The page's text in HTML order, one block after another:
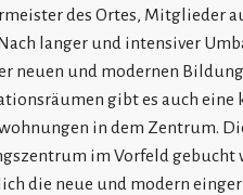
des Ortes, Mitglieder
langer und intensiver
neuen und modernen
gibt es auch eine
in dem Zentrum.
im Vorfeld gebucht
die neue und modern